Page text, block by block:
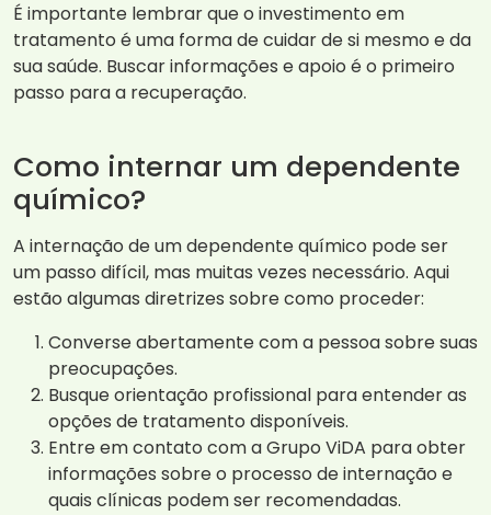
É importante lembrar que o investimento em
tratamento é uma forma de cuidar de si mesmo e da
sua saúde. Buscar informações e apoio é o primeiro
passo para a recuperação.
Como internar um dependente
químico?
A internação de um dependente químico pode ser
um passo difícil, mas muitas vezes necessário. Aqui
estão algumas diretrizes sobre como proceder:
Converse abertamente com a pessoa sobre suas
preocupações.
Busque orientação profissional para entender as
opções de tratamento disponíveis.
Entre em contato com a Grupo ViDA para obter
informações sobre o processo de internação e
quais clínicas podem ser recomendadas.